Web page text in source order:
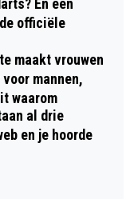
En een
officiële
maakt vrouwen
mannen,
waarom
al drie
en je hoorde